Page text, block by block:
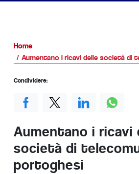
Home
Aumentano i ricavi delle società di
Aumentano i ricavi
società di
portoghesi
Condividere: